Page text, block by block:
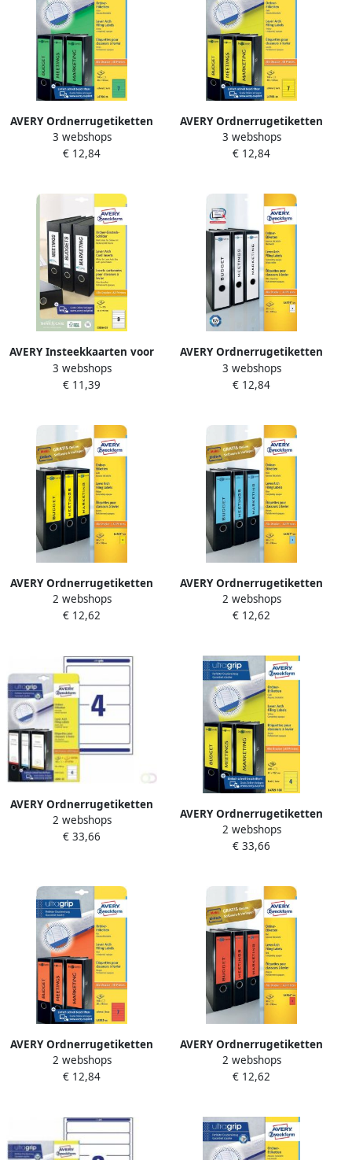
AVERY Ordnerrugetiketten
192 x 38 mm groen
Inkjetprinter Laserprinter
3 webshops
€ 12,84
AVERY Ordnerrugetiketten
192 x 38 mm geel
Inkjetprinter Laserprinter
3 webshops
€ 12,84
AVERY Insteekkaarten voor
ordnerrug 30 x 190 mm wit
Inkjetprinter Laserprinter
3 webshops
€ 11,39
AVERY Ordnerrugetiketten
61 x 297 mm wit
Inkjetprinter Laserprinter
25
3 webshops
€ 12,84
AVERY Ordnerrugetiketten
192 x 61 mm geel
Inkjetprinter Laserprinter
20
2 webshops
€ 12,62
AVERY Ordnerrugetiketten
192 x 61 mm blauw
Inkjetprinter Laserprinter
20
2 webshops
€ 12,62
AVERY Ordnerrugetiketten
192 x 59 mm wit
Inkjetprinter Laserprinter
100
2 webshops
€ 33,66
AVERY Ordnerrugetiketten
192 x 61 mm geel
Inkjetprinter Laserprinter
100
2 webshops
€ 33,66
AVERY Ordnerrugetiketten
192 x 38 mm rood
Inkjetprinter Laserprinter
20
2 webshops
€ 12,84
AVERY Ordnerrugetiketten
192 x 61 mm rood
Inkjetprinter Laserprinter
20
2 webshops
€ 12,62